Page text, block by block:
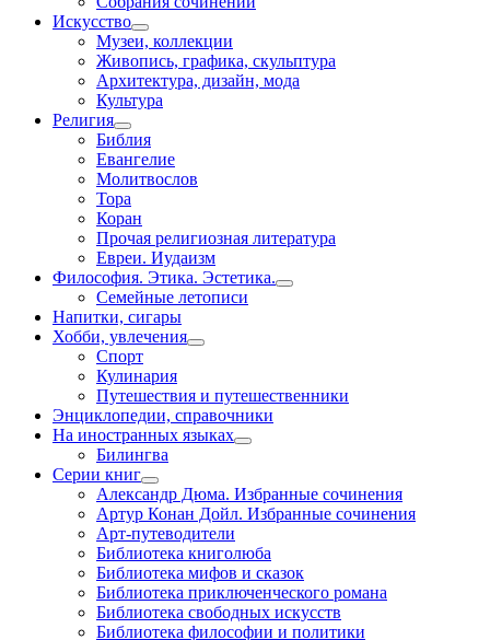
Искусство
Музеи, коллекции
Живопись, графика, скульптура
Архитектура, дизайн, мода
Культура
Религия
Библия
Евангелие
Молитвослов
Тора
Коран
Прочая религиозная литература
Евреи. Иудаизм
Философия. Этика. Эстетика.
Семейные летописи
Напитки, сигары
Хобби, увлечения
Спорт
Кулинария
Путешествия и путешественники
Энциклопедии, справочники
На иностранных языках
Билингва
Серии книг
Александр Дюма. Избранные сочинения
Артур Конан Дойл. Избранные сочинения
Арт-путеводители
Библиотека книголюба
Библиотека мифов и сказок
Библиотека приключенческого романа
Библиотека свободных искусств
Библиотека философии и политики